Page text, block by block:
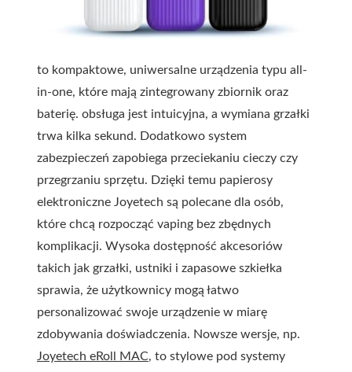
to kompaktowe, uniwersalne urządzenia typu all-
in-one, które mają zintegrowany zbiornik oraz
baterię. obsługa jest intuicyjna, a wymiana grzałki
trwa kilka sekund. Dodatkowo system
zabezpieczeń zapobiega przeciekaniu cieczy czy
przegrzaniu sprzętu. Dzięki temu papierosy
elektroniczne Joyetech są polecane dla osób,
które chcą rozpocząć vaping bez zbędnych
komplikacji. Wysoka dostępność akcesoriów
takich jak grzałki, ustniki i zapasowe szkiełka
sprawia, że użytkownicy mogą łatwo
personalizować swoje urządzenie w miarę
zdobywania doświadczenia. Nowsze wersje, np.
Joyetech eRoll MAC, to stylowe pod systemy